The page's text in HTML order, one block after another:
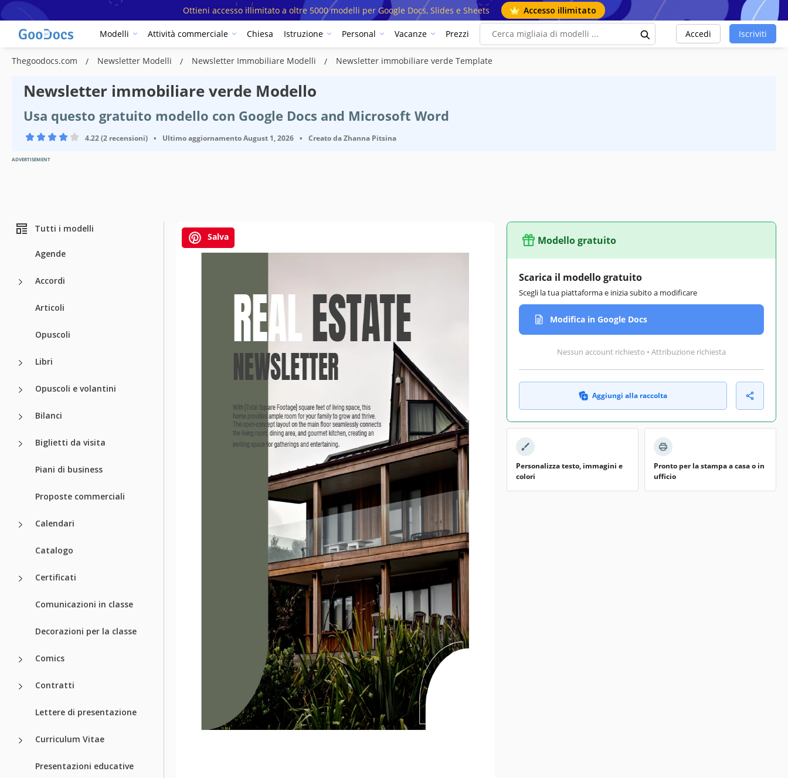
Ottieni accesso illimitato a oltre 5000 modelli per Google Docs, Slides e Sheets Accesso illimitato
Modelli Attività commerciale Chiesa Istruzione Personal Vacanze Prezzi Accedi Iscriviti
Thegoodocs.com Newsletter Modelli Newsletter Immobiliare Modelli Newsletter immobiliare verde Template
Newsletter immobiliare verde Modello
Usa questo gratuito modello con Google Docs and Microsoft Word
4.22 (2 recensioni) • Ultimo aggiornamentoAugust 1, 2026 • Creato daZhanna Pitsina
ADVERTISEMENT
Tutti i modelli
Agende
Accordi
Articoli
Opuscoli
Libri
Opuscoli e volantini
Bilanci
Biglietti da visita
Piani di business
Proposte commerciali
Calendari
Catalogo
Certificati
Comunicazioni in classe
Decorazioni per la classe
Comics
Contratti
Lettere di presentazione
Curriculum Vitae
Presentazioni educative
Salva Modello gratuito
Scarica il modello gratuito
Scegli la tua piattaforma e inizia subito a modificare
Modifica in Google Docs
Nessun account richiesto • Attribuzione richiesta
Aggiungi alla raccolta
Personalizza testo, immagini e
colori
Pronto per la stampa a casa o in
ufficio